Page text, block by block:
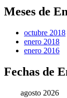
Meses de
octubre 2018
enero 2018
enero 2016
Fechas de
agosto 2026